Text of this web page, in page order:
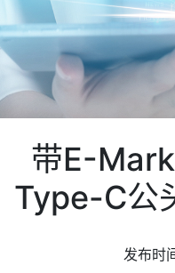
带E-
Type-C公
发布时